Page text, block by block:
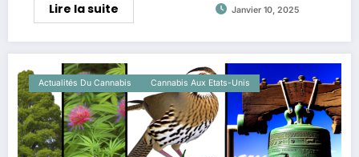
Lire la suite Janvier 10, 2025
Actualités Du Cannabis Cannabis Aux Etats-Unis